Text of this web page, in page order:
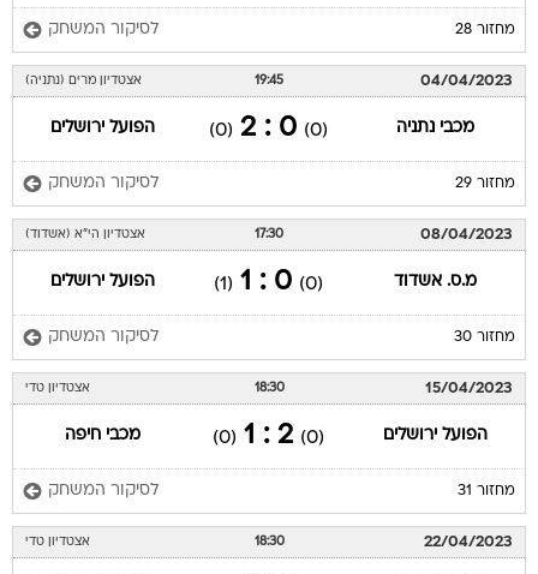
מחזור 28 לסיקור המשחק
04/04/2023
19:45 אצטדיון מרים (נתניה)
מכבי נתניה (0)
0 : 2
(0) הפועל ירושלים
מחזור 29 לסיקור המשחק
08/04/2023
17:30 אצטדיון הי"א (אשדוד)
מ.ס. אשדוד (0)
0 : 1
(1) הפועל ירושלים
מחזור 30 לסיקור המשחק
15/04/2023
18:30 אצטדיון טדי
הפועל ירושלים (0)
2 : 1
(0) מכבי חיפה
מחזור 31 לסיקור המשחק
22/04/2023
18:30 אצטדיון טדי